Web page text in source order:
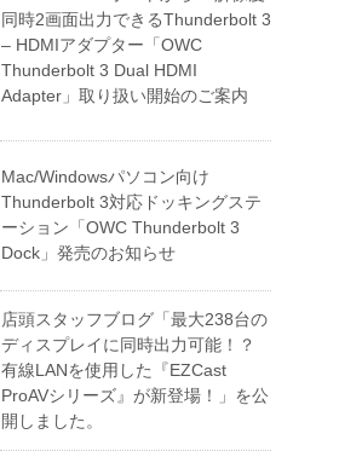
同時2画面出力できるThunderbolt 3
– HDMIアダプター「OWC
Thunderbolt 3 Dual HDMI
Adapter」取り扱い開始のご案内
Mac/Windowsパソコン向け
Thunderbolt 3対応ドッキングステ
ーション「OWC Thunderbolt 3
Dock」発売のお知らせ
店頭スタッフブログ「最大238台の
ディスプレイに同時出力可能！？
有線LANを使用した『EZCast
ProAVシリーズ』が新登場！」を公
開しました。